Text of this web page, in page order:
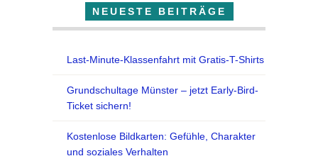
NEUESTE BEITRÄGE
Last-Minute-Klassenfahrt mit Gratis-T-Shirts
Grundschultage Münster – jetzt Early-Bird-
Ticket sichern!
Kostenlose Bildkarten: Gefühle, Charakter
und soziales Verhalten